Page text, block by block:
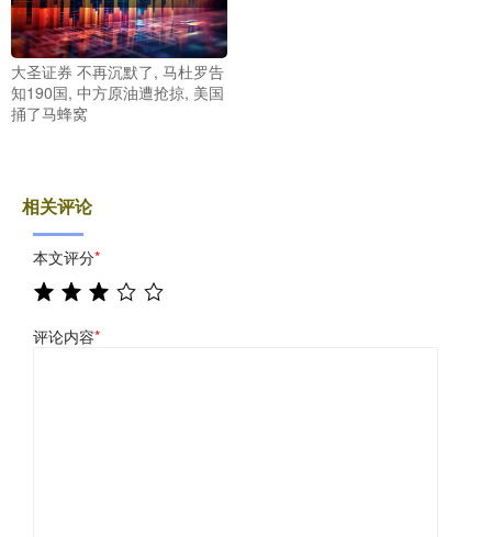
大圣证券 不再沉默了, 马杜罗告
知190国, 中方原油遭抢掠, 美国
捅了马蜂窝
相关评论
本文评分*
评论内容*